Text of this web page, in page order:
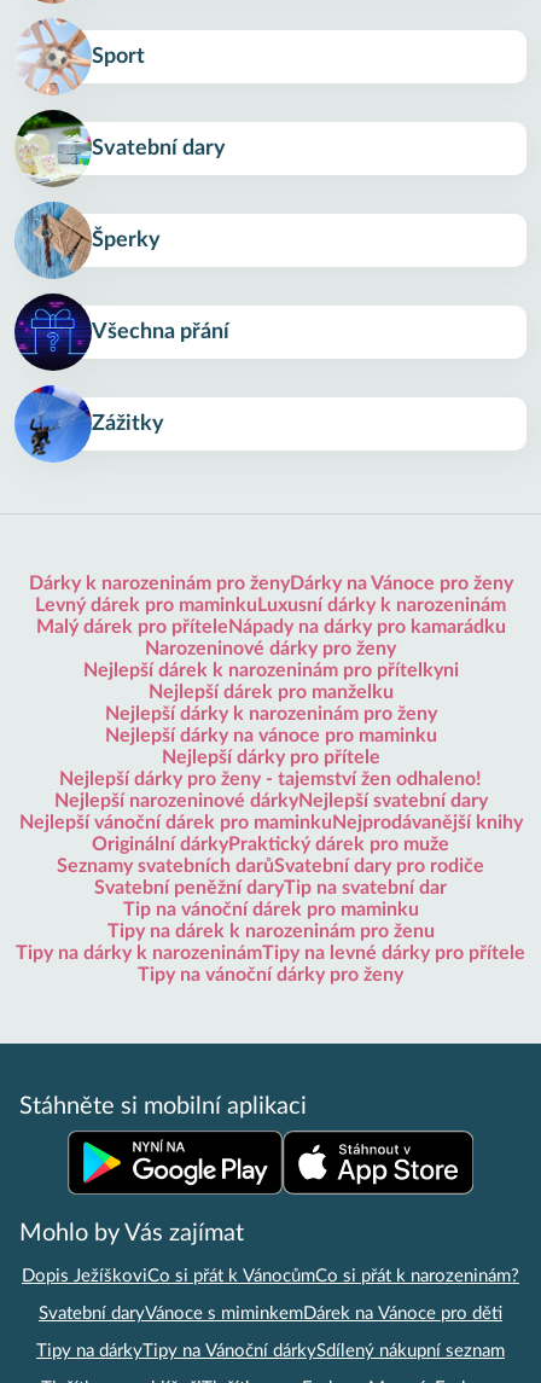
Sport
Svatební dary
Šperky
Všechna přání
Zážitky
Dárky k narozeninám pro ženyDárky na Vánoce pro ženy
Levný dárek pro maminkuLuxusní dárky k narozeninám
Malý dárek pro příteleNápady na dárky pro kamarádku
Narozeninové dárky pro ženy
Nejlepší dárek k narozeninám pro přítelkyni
Nejlepší dárek pro manželku
Nejlepší dárky k narozeninám pro ženy
Nejlepší dárky na vánoce pro maminku
Nejlepší dárky pro přítele
Nejlepší dárky pro ženy - tajemství žen odhaleno!
Nejlepší narozeninové dárkyNejlepší svatební dary
Nejlepší vánoční dárek pro maminkuNejprodávanější knihy
Originální dárkyPraktický dárek pro muže
Seznamy svatebních darůSvatební dary pro rodiče
Svatební peněžní daryTip na svatební dar
Tip na vánoční dárek pro maminku
Tipy na dárek k narozeninám pro ženu
Tipy na dárky k narozeninámTipy na levné dárky pro přítele
Tipy na vánoční dárky pro ženy
Stáhněte si mobilní aplikaci
Mohlo by Vás zajímat
Dopis JežíškoviCo si přát k VánocůmCo si přát k narozeninám?
Svatební daryVánoce s miminkemDárek na Vánoce pro děti
Tipy na dárkyTipy na Vánoční dárkySdílený nákupní seznam